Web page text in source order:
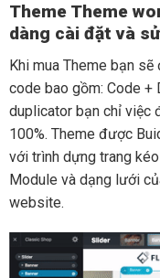
Theme Theme
dàng cài đặt và
Khi mua Theme bạn
code bao gồm: Code +
duplicator bạn chỉ việc
100%. Theme được
với trình dựng trang
Module và dạng lưới
website.